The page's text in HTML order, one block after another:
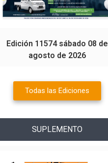
Edición 11574 sábado 08 de
agosto de 2026
Todas las Ediciones
SUPLEMENTO